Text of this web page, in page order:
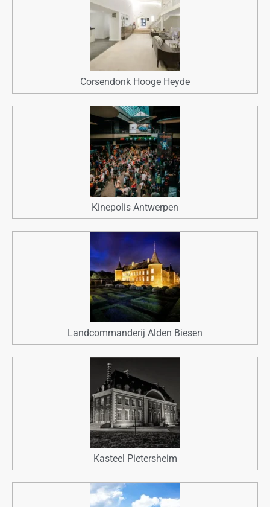
Corsendonk Hooge Heyde
Kinepolis Antwerpen
Landcommanderij Alden Biesen
Kasteel Pietersheim